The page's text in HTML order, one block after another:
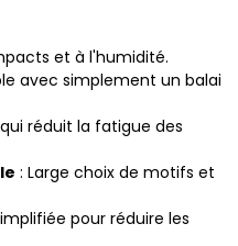
et à l'humidité.
avec simplement un balai
réduit la fatigue des
: Large choix de motifs et
pour réduire les